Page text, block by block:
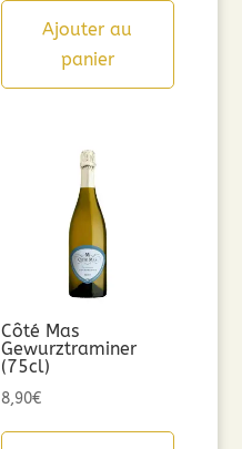
Ajouter au
panier
Côté Mas
Gewurztraminer
(75cl)
8,90€